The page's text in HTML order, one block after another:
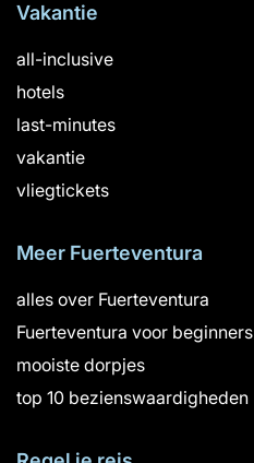
Vakantie
all-inclusive
hotels
last-minutes
vakantie
vliegtickets
Meer Fuerteventura
alles over Fuerteventura
Fuerteventura voor beginners
mooiste dorpjes
top 10 bezienswaardigheden